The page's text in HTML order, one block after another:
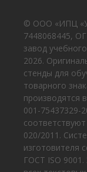
© ООО «ИПЦ
7448068445,
завод
2026.
стенды для
товарного
производятся
001-75437329-
020/2011.
изготовителя
ГОСТ ISO